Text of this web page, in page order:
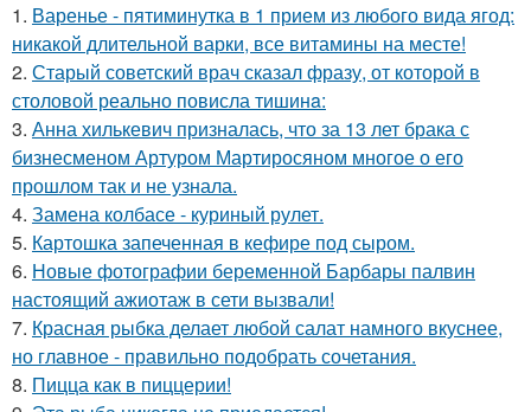
1. Варенье - пятиминутка в 1 прием из любого вида ягод:
никакой длительной варки, все витамины на месте!
2. Старый советский врач сказал фразу, от которой в
столовой реально повисла тишинa:
3. Анна хилькевич призналась, что за 13 лет брака с
бизнесменом Артуром Мартиросяном многое о его
прошлом так и не узнала.
4. Замена колбасе - куриный рулет.
5. Картошка запеченная в кефире под сыром.
6. Новые фотографии беременной Барбары палвин
настоящий ажиотаж в сети вызвали!
7. Красная рыбка делает любой салат намного вкуснее,
но главное - правильно подобрать сочетания.
8. Пицца как в пиццерии!